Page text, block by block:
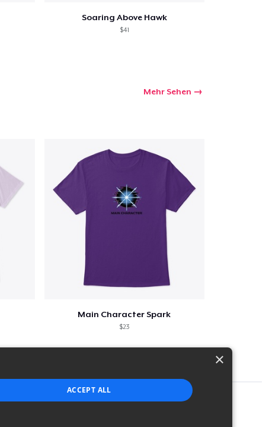
Soaring Above Hawk
$41
Mehr Sehen
Main Character Spark
$23
×
ACCEPT ALL